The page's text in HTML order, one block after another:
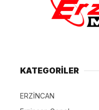
KATEGORİLER
ERZİNCAN